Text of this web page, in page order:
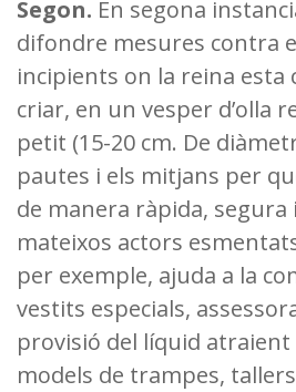
Segon. En segona
difondre mesures contra
incipients on la reina esta
criar, en un vesper d’olla
petit (15-20 cm. De
pautes i els mitjans per
de manera ràpida, segura
mateixos actors
per exemple, ajuda a la
vestits especials,
provisió del líquid atraient
models de trampes,